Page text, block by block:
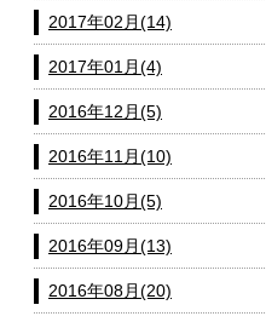
2017年02月(14)
2017年01月(4)
2016年12月(5)
2016年11月(10)
2016年10月(5)
2016年09月(13)
2016年08月(20)